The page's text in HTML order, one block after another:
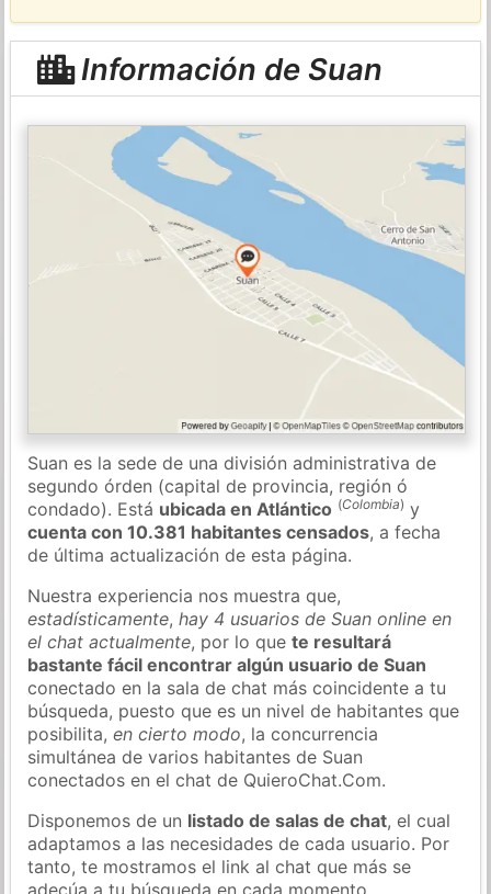
Información de Suan
Suan es la sede de una división administrativa de
segundo órden (capital de provincia, región ó
condado). Está ubicada en Atlántico (Colombia) y
cuenta con 10.381 habitantes censados, a fecha
de última actualización de esta página.
Nuestra experiencia nos muestra que,
estadísticamente,hay 4 usuarios de Suan online en
el chat actualmente, por lo quete resultará
bastante fácil encontrar algún usuario de Suan
conectado en la sala de chat más coincidente a tu
búsqueda, puesto que es un nivel de habitantes que
posibilita,en cierto modo, la concurrencia
simultánea de varios habitantes de Suan
conectados en el chat de QuieroChat.Com.
Disponemos de un listado de salas de chat, el cual
adaptamos a las necesidades de cada usuario. Por
tanto, te mostramos el link al chat que más se
adecúa a tu búsqueda en cada momento.